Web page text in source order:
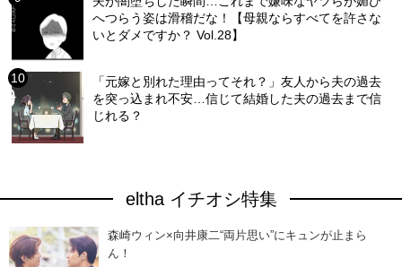
へつらう姿は滑稽だな！【母親ならすべてを許さな
いとダメですか？ Vol.28】
「元嫁と別れた理由ってそれ？」友人から夫の過去
を突っ込まれ不安…信じて結婚した夫の過去まで信
じれる？
eltha イチオシ特集
森崎ウィン×向井康二“両片思い”にキュンが止まら
ん！